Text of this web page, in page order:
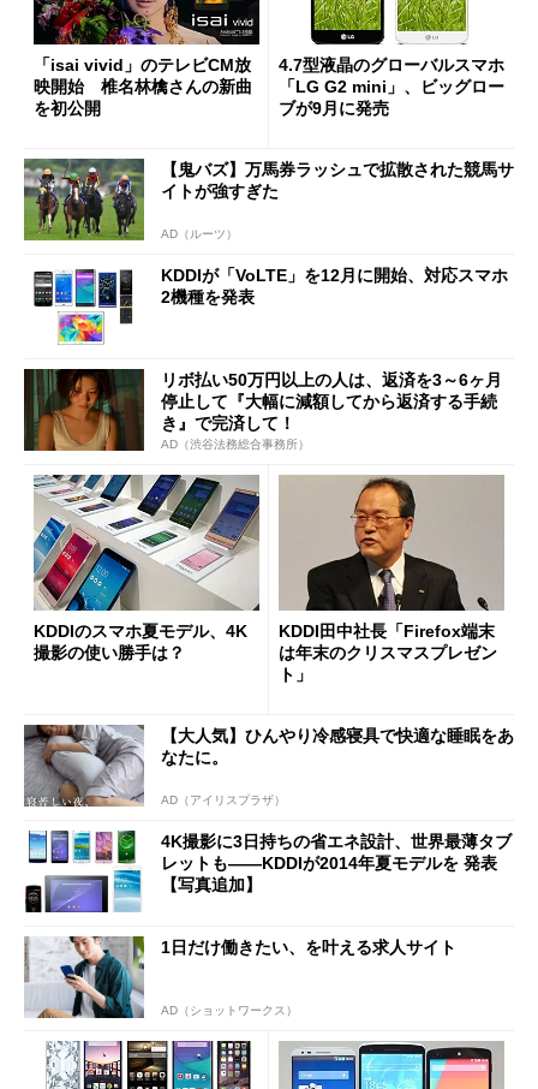
「isai vivid」のテレビCM放
映開始 椎名林檎さんの新曲
を初公開
4.7型液晶のグローバルスマホ
「LG G2 mini」、ビッグロー
ブが9月に発売
【鬼バズ】万馬券ラッシュで拡散された競馬サ
イトが強すぎた
AD（ルーツ）
KDDIが「VoLTE」を12月に開始、対応スマホ
2機種を発表
リボ払い50万円以上の人は、返済を3～6ヶ月
停止して『大幅に減額してから返済する手続
き』で完済して！
AD（渋谷法務総合事務所）
KDDIのスマホ夏モデル、4K
撮影の使い勝手は？
KDDI田中社長「Firefox端末
は年末のクリスマスプレゼン
ト」
【大人気】ひんやり冷感寝具で快適な睡眠をあ
なたに。
AD（アイリスプラザ）
4K撮影に3日持ちの省エネ設計、世界最薄タブ
レットも――KDDIが2014年夏モデルを 発表
【写真追加】
1日だけ働きたい、を叶える求人サイト
AD（ショットワークス）